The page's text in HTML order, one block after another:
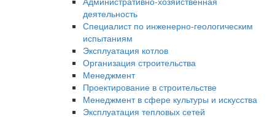
деятельность
Специалист по инженерно-геологическим
испытаниям
Эксплуатация котлов
Организация строительства
Менеджмент
Проектирование в строительстве
Менеджмент в сфере культуры и искусства
Эксплуатация тепловых сетей